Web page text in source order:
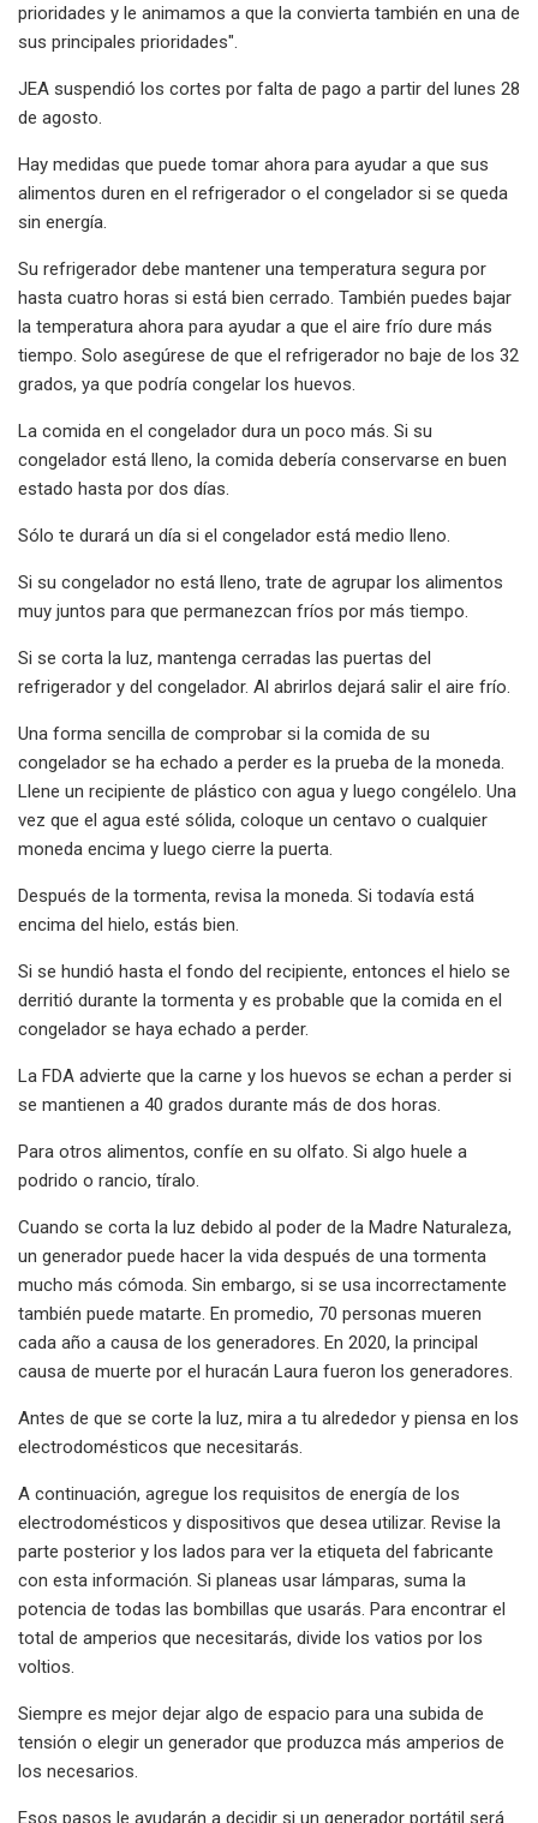
prioridades y le animamos a que la convierta también en una de
sus principales prioridades".
JEA suspendió los cortes por falta de pago a partir del lunes 28
de agosto.
Hay medidas que puede tomar ahora para ayudar a que sus
alimentos duren en el refrigerador o el congelador si se queda
sin energía.
Su refrigerador debe mantener una temperatura segura por
hasta cuatro horas si está bien cerrado. También puedes bajar
la temperatura ahora para ayudar a que el aire frío dure más
tiempo. Solo asegúrese de que el refrigerador no baje de los 32
grados, ya que podría congelar los huevos.
La comida en el congelador dura un poco más. Si su
congelador está lleno, la comida debería conservarse en buen
estado hasta por dos días.
Sólo te durará un día si el congelador está medio lleno.
Si su congelador no está lleno, trate de agrupar los alimentos
muy juntos para que permanezcan fríos por más tiempo.
Si se corta la luz, mantenga cerradas las puertas del
refrigerador y del congelador. Al abrirlos dejará salir el aire frío.
Una forma sencilla de comprobar si la comida de su
congelador se ha echado a perder es la prueba de la moneda.
Llene un recipiente de plástico con agua y luego congélelo. Una
vez que el agua esté sólida, coloque un centavo o cualquier
moneda encima y luego cierre la puerta.
Después de la tormenta, revisa la moneda. Si todavía está
encima del hielo, estás bien.
Si se hundió hasta el fondo del recipiente, entonces el hielo se
derritió durante la tormenta y es probable que la comida en el
congelador se haya echado a perder.
La FDA advierte que la carne y los huevos se echan a perder si
se mantienen a 40 grados durante más de dos horas.
Para otros alimentos, confíe en su olfato. Si algo huele a
podrido o rancio, tíralo.
Cuando se corta la luz debido al poder de la Madre Naturaleza,
un generador puede hacer la vida después de una tormenta
mucho más cómoda. Sin embargo, si se usa incorrectamente
también puede matarte. En promedio, 70 personas mueren
cada año a causa de los generadores. En 2020, la principal
causa de muerte por el huracán Laura fueron los generadores.
Antes de que se corte la luz, mira a tu alrededor y piensa en los
electrodomésticos que necesitarás.
A continuación, agregue los requisitos de energía de los
electrodomésticos y dispositivos que desea utilizar. Revise la
parte posterior y los lados para ver la etiqueta del fabricante
con esta información. Si planeas usar lámparas, suma la
potencia de todas las bombillas que usarás. Para encontrar el
total de amperios que necesitarás, divide los vatios por los
voltios.
Siempre es mejor dejar algo de espacio para una subida de
tensión o elegir un generador que produzca más amperios de
los necesarios.
Esos pasos le ayudarán a decidir si un generador portátil será